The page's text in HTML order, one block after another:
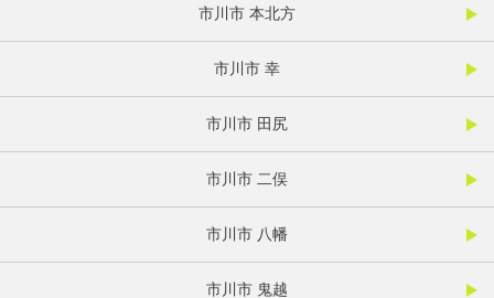
市川市 本北方
市川市 幸
市川市 田尻
市川市 二俣
市川市 八幡
市川市 鬼越